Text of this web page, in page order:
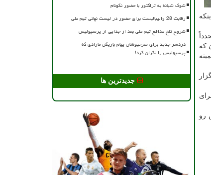
كه
رو
شوک شبانه به تراکتور با حضور نکونام
رقابت 28 والیبالیست برای حضور در لیست نهائی تیم ملی
شروع تلخ مدافع تیم ملی بعد از جدایی از پرسپولیس
دردسر جدید برای سرخپوشان پیام بازیکن مازادی که
پرسپولیس را نگران کرد!
جدیدترین ها